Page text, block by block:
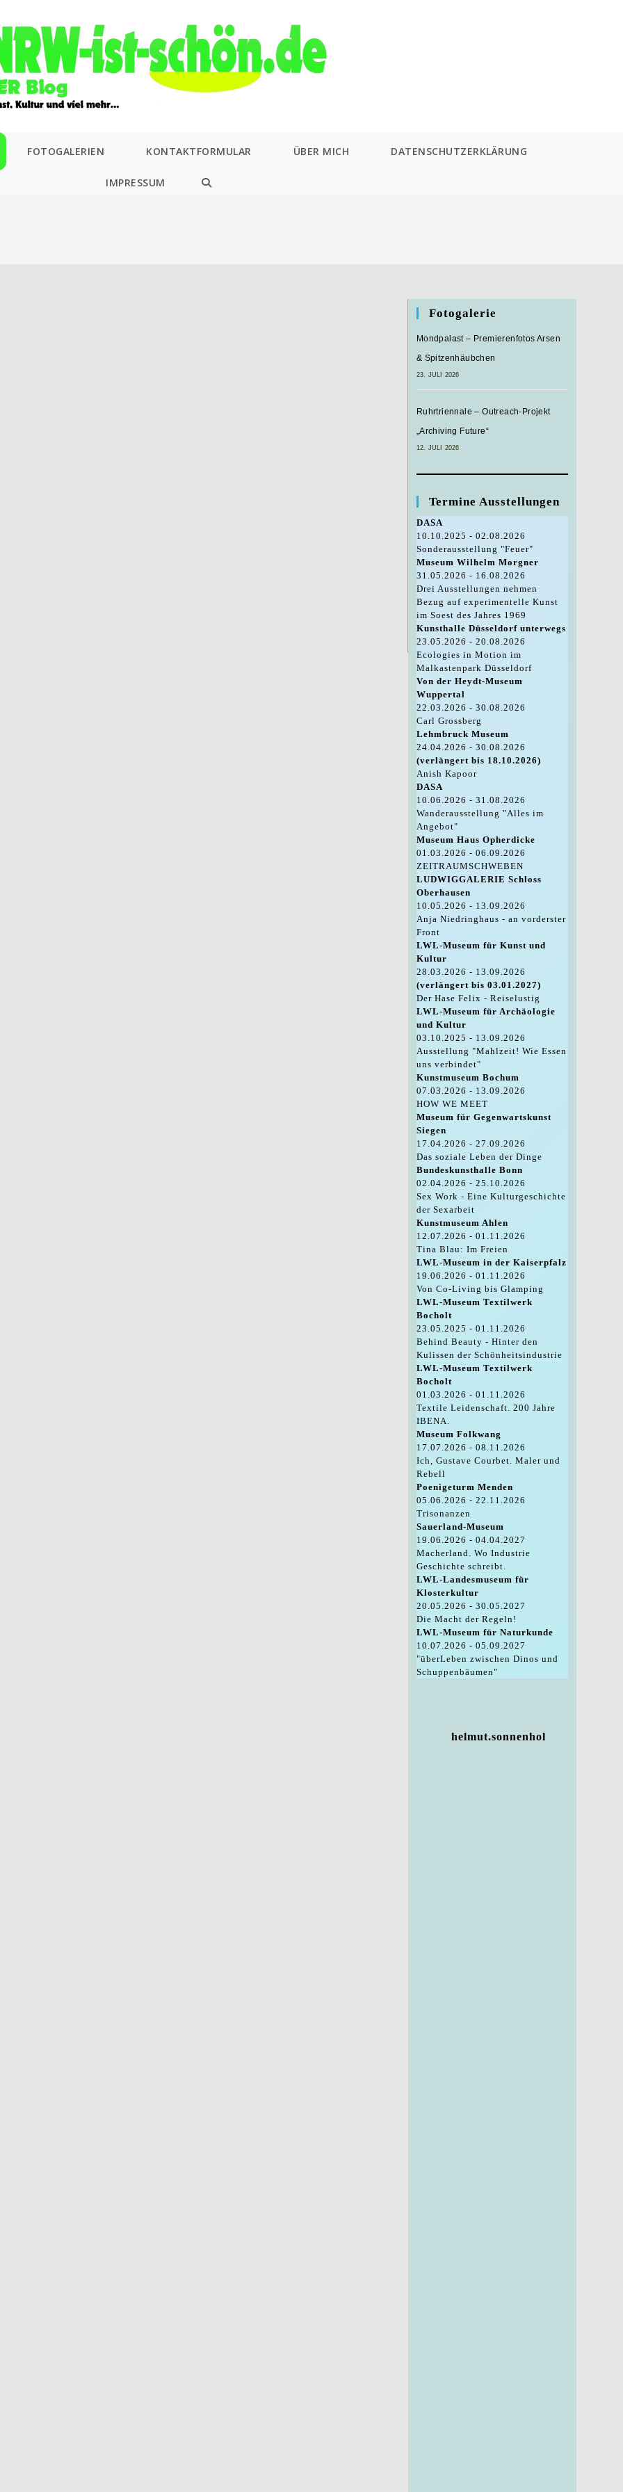
FOTOGALERIEN KONTAKTFORMULAR ÜBER MICH DATENSCHUTZERKLÄRUNG
IMPRESSUM
WEBSITE-
Fotogalerie
Mondpalast – Premierenfotos Arsen
& Spitzenhäubchen
23. JULI 2026
Ruhrtriennale – Outreach-Projekt
„Archiving Future“
12. JULI 2026
Termine Ausstellungen
DASA
10.10.2025 - 02.08.2026
Sonderausstellung "Feuer"
Museum Wilhelm Morgner
31.05.2026 - 16.08.2026
Drei Ausstellungen nehmen
Bezug auf experimentelle Kunst
im Soest des Jahres 1969
Kunsthalle Düsseldorf unterwegs
23.05.2026 - 20.08.2026
Ecologies in Motion im
Malkastenpark Düsseldorf
Von der Heydt-Museum
Wuppertal
22.03.2026 - 30.08.2026
Carl Grossberg
Lehmbruck Museum
24.04.2026 - 30.08.2026
(verlängert bis 18.10.2026)
Anish Kapoor
DASA
10.06.2026 - 31.08.2026
Wanderausstellung "Alles im
Angebot"
Museum Haus Opherdicke
01.03.2026 - 06.09.2026
ZEITRAUMSCHWEBEN
LUDWIGGALERIE Schloss
Oberhausen
10.05.2026 - 13.09.2026
Anja Niedringhaus - an vorderster
Front
LWL-Museum für Kunst und
Kultur
28.03.2026 - 13.09.2026
(verlängert bis 03.01.2027)
Der Hase Felix - Reiselustig
LWL-Museum für Archäologie
und Kultur
03.10.2025 - 13.09.2026
Ausstellung "Mahlzeit! Wie Essen
uns verbindet"
Kunstmuseum Bochum
07.03.2026 - 13.09.2026
HOW WE MEET
Museum für Gegenwartskunst
Siegen
17.04.2026 - 27.09.2026
Das soziale Leben der Dinge
Bundeskunsthalle Bonn
02.04.2026 - 25.10.2026
Sex Work - Eine Kulturgeschichte
der Sexarbeit
Kunstmuseum Ahlen
12.07.2026 - 01.11.2026
Tina Blau: Im Freien
LWL-Museum in der Kaiserpfalz
19.06.2026 - 01.11.2026
Von Co-Living bis Glamping
LWL-Museum Textilwerk
Bocholt
23.05.2025 - 01.11.2026
Behind Beauty - Hinter den
Kulissen der Schönheitsindustrie
LWL-Museum Textilwerk
Bocholt
01.03.2026 - 01.11.2026
Textile Leidenschaft. 200 Jahre
IBENA.
Museum Folkwang
17.07.2026 - 08.11.2026
Ich, Gustave Courbet. Maler und
Rebell
Poenigeturm Menden
05.06.2026 - 22.11.2026
Trisonanzen
Sauerland-Museum
19.06.2026 - 04.04.2027
Macherland. Wo Industrie
Geschichte schreibt.
LWL-Landesmuseum für
Klosterkultur
20.05.2026 - 30.05.2027
Die Macht der Regeln!
LWL-Museum für Naturkunde
10.07.2026 - 05.09.2027
"überLeben zwischen Dinos und
Schuppenbäumen"
helmut.sonnenhol